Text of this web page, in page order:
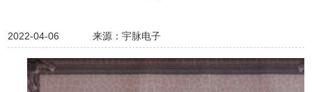
2022-04-06 来源：宇脉电子